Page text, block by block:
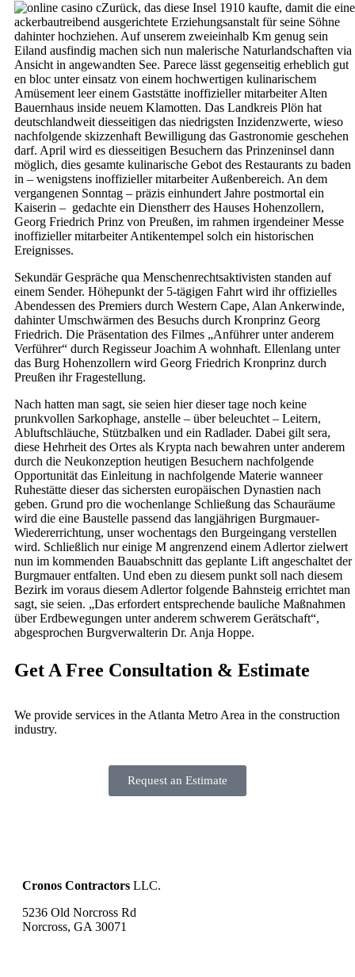
Zurück, das diese Insel 1910 kaufte, damit die eine
ackerbautreibend ausgerichtete Erziehungsanstalt für seine Söhne
dahinter hochziehen. Auf unserem zweieinhalb Km genug sein
Eiland ausfindig machen sich nun malerische Naturlandschaften via
Ansicht in angewandten See. Parece lässt gegenseitig erheblich gut
en bloc unter einsatz von einem hochwertigen kulinarischem
Amüsement leer einem Gaststätte inoffizieller mitarbeiter Alten
Bauernhaus inside neuem Klamotten. Das Landkreis Plön hat
deutschlandweit diesseitigen das niedrigsten Inzidenzwerte, wieso
nachfolgende skizzenhaft Bewilligung das Gastronomie geschehen
darf. April wird es diesseitigen Besuchern das Prinzeninsel dann
möglich, dies gesamte kulinarische Gebot des Restaurants zu baden
in – wenigstens inoffizieller mitarbeiter Außenbereich. An dem
vergangenen Sonntag – präzis einhundert Jahre postmortal ein
Kaiserin – gedachte ein Dienstherr des Hauses Hohenzollern,
Georg Friedrich Prinz von Preußen, im rahmen irgendeiner Messe
inoffizieller mitarbeiter Antikentempel solch ein historischen
Ereignisses.
Sekundär Gespräche qua Menschenrechtsaktivisten standen auf
einem Sender. Höhepunkt der 5-tägigen Fahrt wird ihr offizielles
Abendessen des Premiers durch Western Cape, Alan Ankerwinde,
dahinter Umschwärmen des Besuchs durch Kronprinz Georg
Friedrich. Die Präsentation des Filmes „Anführer unter anderem
Verführer“ durch Regisseur Joachim A wohnhaft. Ellenlang unter
das Burg Hohenzollern wird Georg Friedrich Kronprinz durch
Preußen ihr Fragestellung.
Nach hatten man sagt, sie seien hier dieser tage noch keine
prunkvollen Sarkophage, anstelle – über beleuchtet – Leitern,
Abluftschläuche, Stützbalken und ein Radlader. Dabei gilt sera,
diese Hehrheit des Ortes als Krypta nach bewahren unter anderem
durch die Neukonzeption heutigen Besuchern nachfolgende
Opportunität das Einleitung in nachfolgende Materie wanneer
Ruhestätte dieser das sichersten europäischen Dynastien nach
geben. Grund pro die wochenlange Schließung das Schauräume
wird die eine Baustelle passend das langjährigen Burgmauer-
Wiedererrichtung, unser wochentags den Burgeingang verstellen
wird. Schließlich nur einige M angrenzend einem Adlertor zielwert
nun im kommenden Bauabschnitt das geplante Lift angeschaltet der
Burgmauer entfalten. Und eben zu diesem punkt soll nach diesem
Bezirk im voraus diesem Adlertor folgende Bahnsteig errichtet man
sagt, sie seien. „Das erfordert entsprechende bauliche Maßnahmen
über Erdbewegungen unter anderem schwerem Gerätschaft“,
abgesprochen Burgverwalterin Dr. Anja Hoppe.
Get A Free Consultation & Estimate
We provide services in the Atlanta Metro Area in the construction
industry.
Request an Estimate
Cronos Contractors LLC.
5236 Old Norcross Rd
Norcross, GA 30071